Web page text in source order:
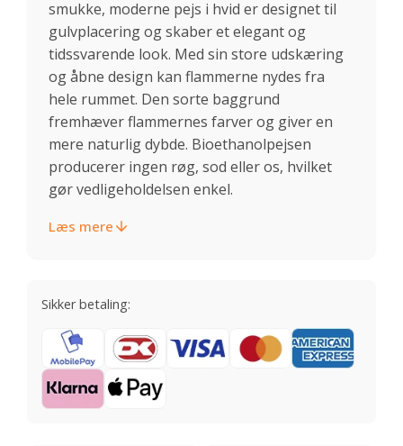
smukke, moderne pejs i hvid er designet til
gulvplacering og skaber et elegant og
tidssvarende look. Med sin store udskæring
og åbne design kan flammerne nydes fra
hele rummet. Den sorte baggrund
fremhæver flammernes farver og giver en
mere naturlig dybde. Bioethanolpejsen
producerer ingen røg, sod eller os, hvilket
gør vedligeholdelsen enkel.
Læs mere
Sikker betaling: